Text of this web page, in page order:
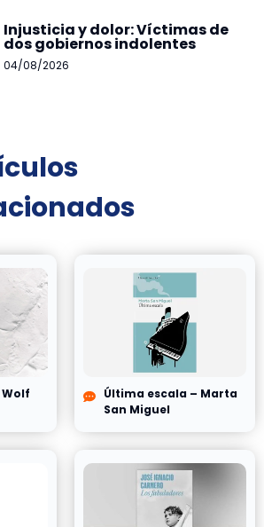
Injusticia y dolor: Víctimas de
dos gobiernos indolentes
04/08/2026
Última escala – Marta
San Miguel